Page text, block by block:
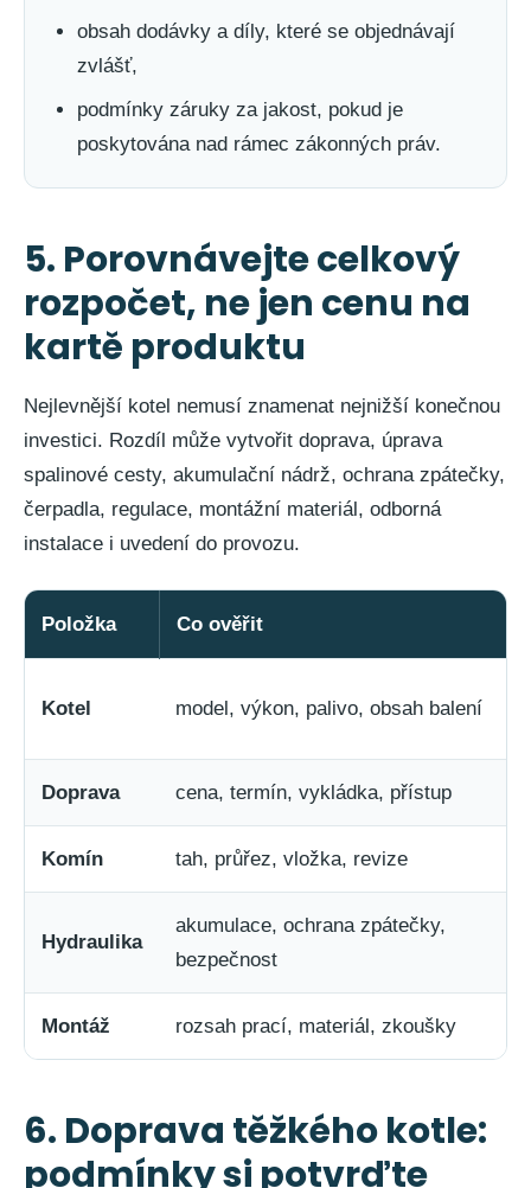
obsah dodávky a díly, které se objednávají
zvlášť,
podmínky záruky za jakost, pokud je
poskytována nad rámec zákonných práv.
5. Porovnávejte celkový
rozpočet, ne jen cenu na
kartě produktu
Nejlevnější kotel nemusí znamenat nejnižší konečnou
investici. Rozdíl může vytvořit doprava, úprava
spalinové cesty, akumulační nádrž, ochrana zpátečky,
čerpadla, regulace, montážní materiál, odborná
instalace i uvedení do provozu.
Položka Co ověřit
Kotel model, výkon, palivo, obsah balení
Doprava cena, termín, vykládka, přístup
Komín tah, průřez, vložka, revize
Hydraulika
akumulace, ochrana zpátečky,
bezpečnost
Montáž rozsah prací, materiál, zkoušky
6. Doprava těžkého kotle:
podmínky si potvrďte